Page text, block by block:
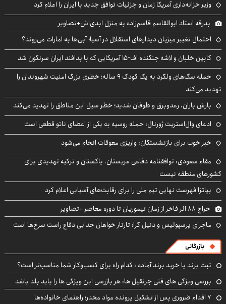
وزیر خزانه‌داری آمریکا زمان و جزئیات توافق جدید با ایران را اعلام کرد
بدرقه استاد ابوالقاسم قاسم‌زاده به منزل ابدی‌اش+تصاویر
احتمال تغییر میزبان دیدارهای استقلال در آسیا؛ آبی‌ها به امارات می‌روند؟
کابین خلبان و لاشه جنگنده اف-۱۵ آمریکایی که با پدافند ایران سرنگون شد
حمله سگ‌های ولگرد به یک کودک ۹ ساله؛ خطری بزرگ امنیت شهروندان را
تهدید می‌کند
بارش باران، رعدوبرق و طوفان شدید؛ خطر سیل این مناطق را تهدید می‌کند
ادعای وال‌استریت ژورنال: حمله روسیه به یکی از اعضای ناتو قطعی است
خبر خوب برای بازنشستگان: واریزی معوقات انجام می‌شود
مقام سعودی: توافقنامه دفاعی عربستان، پاکستان و ترکیه تهدیدی برای
کشورهای منطقه نیست
پیاتزا فهرست نهایی تیم ملی را برای رقابت‌های آسیایی اعلام کرد
حراج ۸۸ اثر فاخر از زمان تیموریان تا دوره معاصر +تصاویر
ماجرای پرسپولیس و دنیل گرا؛ تارتار خواهان جدایی دفاع راست سرخ‌ها است
بازرگانی
ثبت برند یا خرید برند آماده : کدام راه برای کسب‌وکار شما مناسب‌تر است؟
بررسی ویژگی های فنی جرثقیل ها: هر بازرسی این ویژگی ها را باید بلد باشد
۷ اقدام ضروری پس از تشکیل پرونده مواد مخدر؛ راهنمای خانواده‌ها